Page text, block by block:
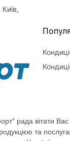
рада вітати
та